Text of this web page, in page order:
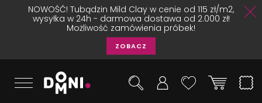
NOWOŚĆ! Tubądzin Mild Clay w cenie od 115 zł/m2,
wysyłka w 24h - darmowa dostawa od 2.000 zł!
Możliwość zamówienia próbek!
ZOBACZ